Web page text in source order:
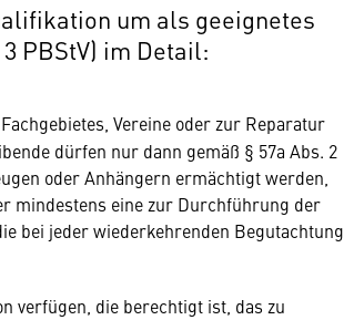
um als geeignetes
PBStV) im Detail:
Vereine oder zur Reparatur
dürfen nur dann gemäß § 57a Abs. 2
oder Anhängern ermächtigt werden,
mindestens eine zur Durchführung der
bei jeder wiederkehrenden Begutachtung
verfügen, die berechtigt ist, das zu